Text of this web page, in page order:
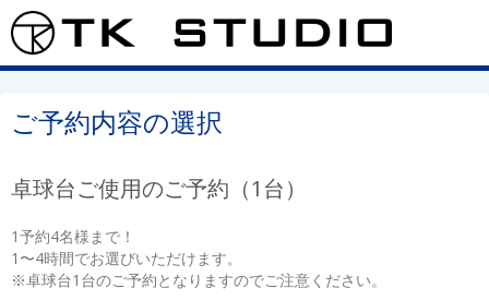
ご予約内容の選択
卓球台ご使用のご予約（1台）
1予約4名様まで！
1〜4時間でお選びいただけます。
※卓球台1台のご予約となりますのでご注意ください。